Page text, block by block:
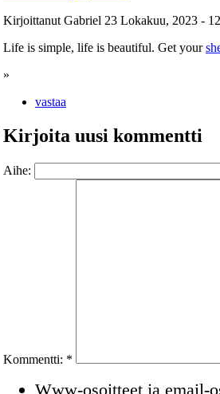
Kirjoittanut Gabriel 23 Lokakuu, 2023 -
Life is simple, life is beautiful. Get your
»
vastaa
Kirjoita uusi kommentti
Aihe:
Kommentti: *
Www-osoitteet ja email-